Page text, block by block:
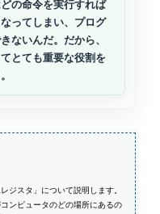
の命令を実行すれば
ってしまい、プログ
ないんだ。だから、
とても重要な役割を
ジスタ」について説明します。
ンピュータのどの場所にあるの